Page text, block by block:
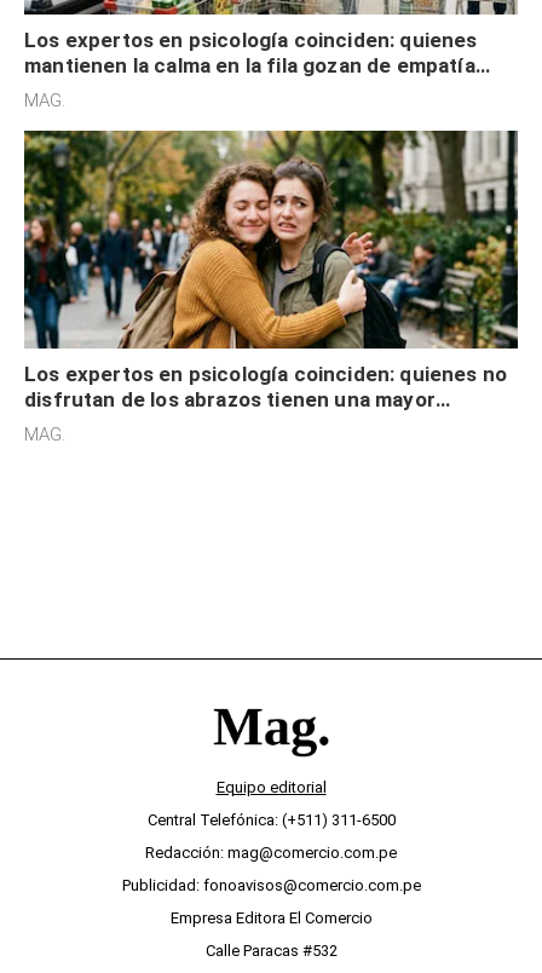
Los expertos en psicología coinciden: quienes
mantienen la calma en la fila gozan de empatía
cognitiva, gratitud y no solo tienen autocontrol
MAG.
Los expertos en psicología coinciden: quienes no
disfrutan de los abrazos tienen una mayor
sensibilidad a los estímulos físicos y no es por
MAG.
Equipo editorial
Central Telefónica: (+511) 311-6500
Redacción: mag@comercio.com.pe
Publicidad: fonoavisos@comercio.com.pe
Empresa Editora El Comercio
Calle Paracas #532